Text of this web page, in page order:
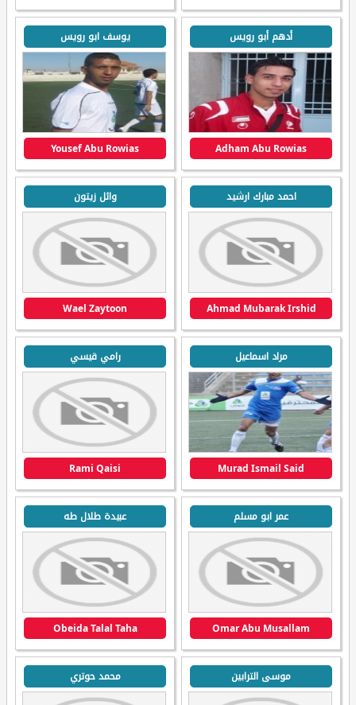
أدهم أبو رويس
Adham Abu Rowias
يوسف ابو رويس
Yousef Abu Rowias
احمد مبارك ارشيد
Ahmad Mubarak Irshid
وائل زيتون
Wael Zaytoon
مراد اسماعيل
Murad Ismail Said
رامي قيسي
Rami Qaisi
عمر ابو مسلم
Omar Abu Musallam
عبيدة طلال طه
Obeida Talal Taha
موسى الترابين محمد حوتري